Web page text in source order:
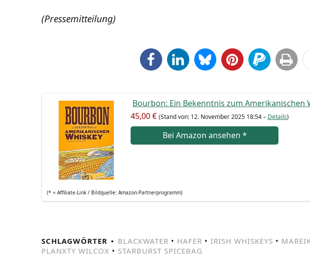
(Pres­se­mit­tei­lung)
Bour­bon: Ein Bekennt­nis zum Ame­ri­ka­ni­schen
45,00 € (Stand von: 12. Novem­ber 2025 18:54 – Details)
Bei Ama­zon anse­hen *
(* = Affi­lia­te-Link / Bild­quel­le: Amazon-Partnerprogramm)
SCHLAGWÖRTER BLACKWATER • HAFER • IRISH WHISKEYS •
PLANXTY WILCOX • STARBURST SPICEBAG